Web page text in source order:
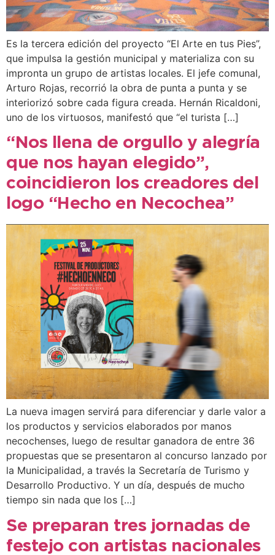
Es la tercera edición del proyecto “El Arte en tus Pies”,
que impulsa la gestión municipal y materializa con su
impronta un grupo de artistas locales. El jefe comunal,
Arturo Rojas, recorrió la obra de punta a punta y se
interiorizó sobre cada figura creada. Hernán Ricaldoni,
uno de los virtuosos, manifestó que “el turista […]
“Nos llena de orgullo y alegría
que nos hayan elegido”,
coincidieron los creadores del
logo “Hecho en Necochea”
La nueva imagen servirá para diferenciar y darle valor a
los productos y servicios elaborados por manos
necochenses, luego de resultar ganadora de entre 36
propuestas que se presentaron al concurso lanzado por
la Municipalidad, a través la Secretaría de Turismo y
Desarrollo Productivo. Y un día, después de mucho
tiempo sin nada que los […]
Se preparan tres jornadas de
festejo con artistas nacionales